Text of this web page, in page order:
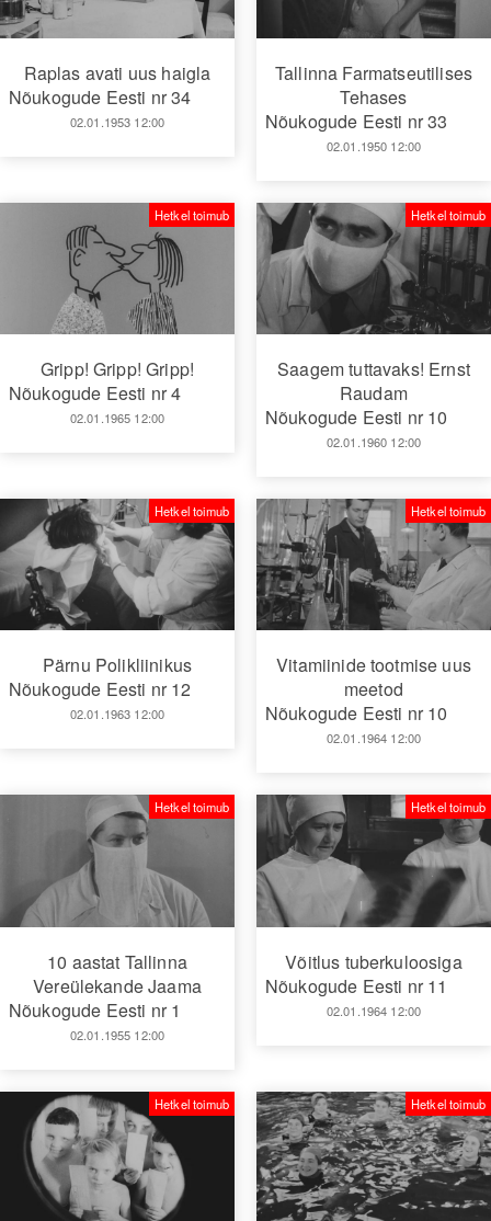
Raplas avati uus haigla
Nõukogude Eesti nr 34
02.01.1953 12:00
Tallinna Farmatseutilises
Tehases
Nõukogude Eesti nr 33
02.01.1950 12:00
Gripp! Gripp! Gripp!
Nõukogude Eesti nr 4
02.01.1965 12:00
Hetkel toimub
Saagem tuttavaks! Ernst
Raudam
Nõukogude Eesti nr 10
02.01.1960 12:00
Hetkel toimub
Pärnu Polikliinikus
Nõukogude Eesti nr 12
02.01.1963 12:00
Hetkel toimub
Vitamiinide tootmise uus
meetod
Nõukogude Eesti nr 10
02.01.1964 12:00
Hetkel toimub
10 aastat Tallinna
Vereülekande Jaama
Nõukogude Eesti nr 1
02.01.1955 12:00
Hetkel toimub
Võitlus tuberkuloosiga
Nõukogude Eesti nr 11
02.01.1964 12:00
Hetkel toimub
Hetkel toimub Hetkel toimub